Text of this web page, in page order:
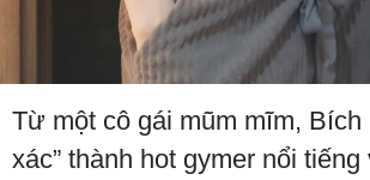
Từ một cô gái mũm mĩm, Bích
xác” thành hot gymer nổi tiếng